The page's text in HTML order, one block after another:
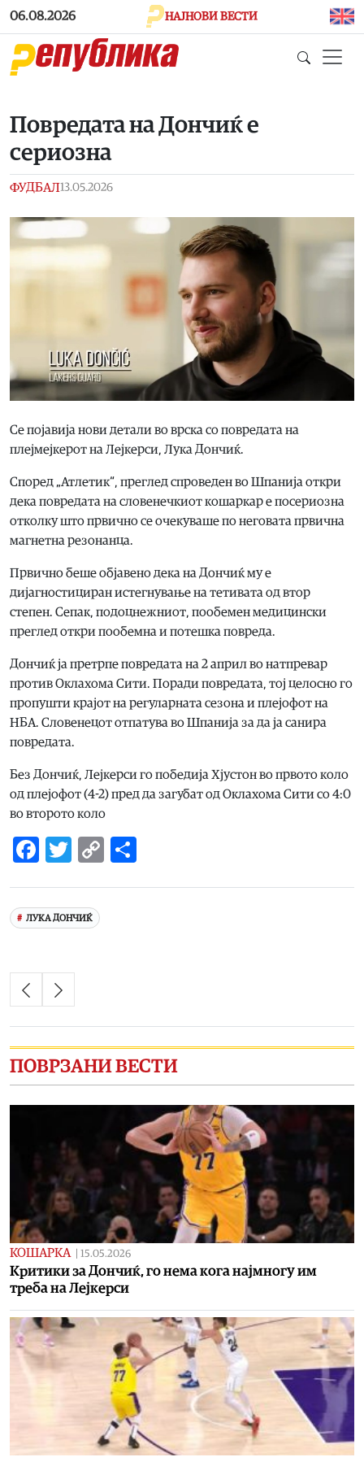
Skip to main content
06.08.2026 НАЈНОВИ ВЕСТИ
Повредата на Дончиќ е
сериозна
ФУДБАЛ13.05.2026
Се појавија нови детали во врска со повредата на
плејмејкерот на Лејкерси, Лука Дончиќ.
Според „Атлетик“, преглед спроведен во Шпанија откри
дека повредата на словенечкиот кошаркар е посериозна
отколку што првично се очекуваше по неговата првична
магнетна резонанца.
Првично беше објавено дека на Дончиќ му е
дијагностициран истегнување на тетивата од втор
степен. Сепак, подоцнежниот, пообемен медицински
преглед откри пообемна и потешка повреда.
Дончиќ ја претрпе повредата на 2 април во натпревар
против Оклахома Сити. Поради повредата, тој целосно го
пропушти крајот на регуларната сезона и плејофот на
НБА. Словенецот отпатува во Шпанија за да ја санира
повредата.
Без Дончиќ, Лејкерси го победија Хјустон во првото коло
од плејофот (4-2) пред да загубат од Оклахома Сити со 4:0
во второто коло
Facebook
Twitter
Copy
ЛУКА ДОНЧИЌ
ПОВРЗАНИ ВЕСТИ
КОШАРКА 15.05.2026
Kритики за Дончиќ, го нема кога најмногу им
треба на Лејкерси